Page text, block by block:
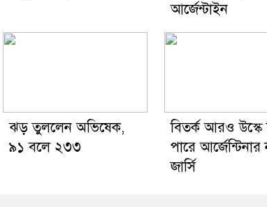
আর্জেন্টাইন
ঝড় তুললেন অভিষেক,
৯১ বলে ২৩৩
বিতর্ক আরও উস্কে
পারে
জার্সি